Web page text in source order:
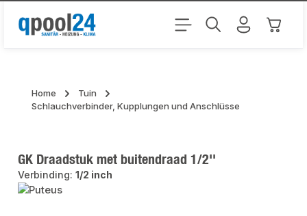
Ga naar de hoofdinhoud
Home
Tuin
Schlauchverbinder, Kupplungen und Anschlüsse
GK Draadstuk met buitendraad 1/2''
Verbinding:1/2 inch